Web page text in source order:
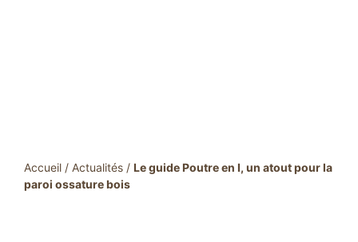
Accueil / Actualités / Le guide Poutre en I, un atout pour la
paroi ossature bois